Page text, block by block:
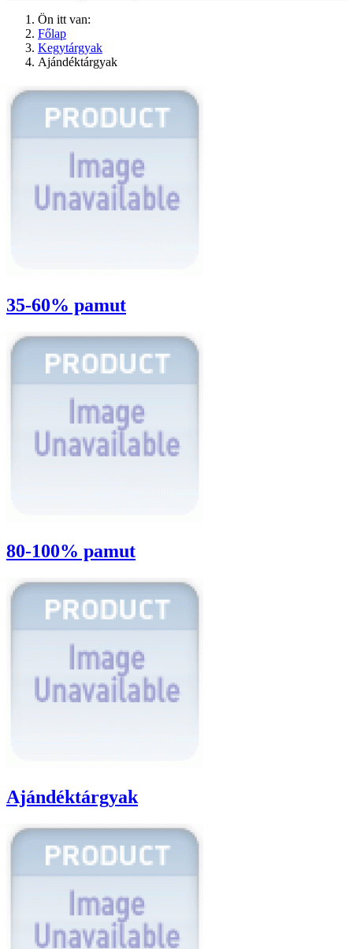
Ön itt van:
Főlap
Kegytárgyak
Ajándéktárgyak
35-60% pamut
80-100% pamut
Ajándéktárgyak